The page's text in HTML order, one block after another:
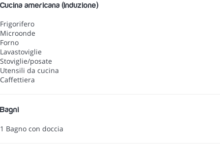
Cucina americana (Induzione)
Frigorifero
Microonde
Forno
Lavastoviglie
Stoviglie/posate
Utensili da cucina
Caffettiera
Bagni
1 Bagno con doccia